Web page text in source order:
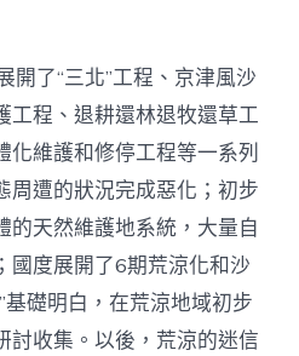
開了“三北”工程、京津風沙
工程、退耕還林退牧還草工
化維護和修停工程等一系列
周遭的狀況完成惡化；初步
的天然維護地系統，大量自
國度展開了6期荒涼化和沙
基礎明白，在荒涼地域初步
討收集。以後，荒涼的迷信